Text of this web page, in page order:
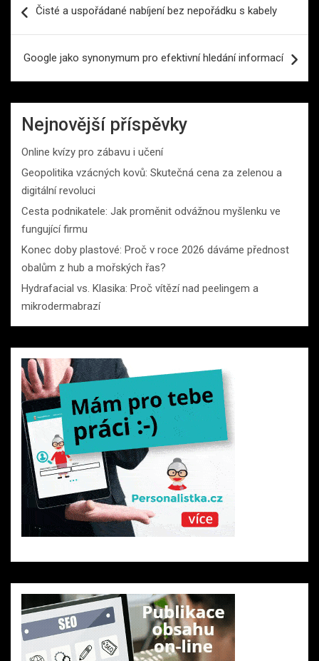
proČisté a uspořádané nabíjení bez nepořádku s kabely
Google jako synonymum pro efektivní hledání informací
Nejnovější příspěvky
Online kvízy pro zábavu i učení
Geopolitika vzácných kovů: Skutečná cena za zelenou a
digitální revoluci
Cesta podnikatele: Jak proměnit odvážnou myšlenku ve
fungující firmu
Konec doby plastové: Proč v roce 2026 dáváme přednost
obalům z hub a mořských řas?
Hydrafacial vs. Klasika: Proč vítězí nad peelingem a
mikrodermabrazí